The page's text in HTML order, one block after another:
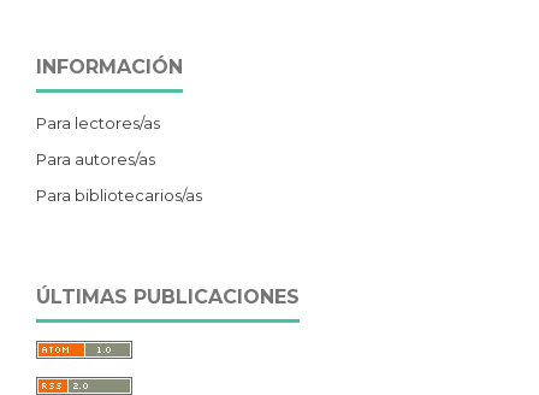
INFORMACIÓN
Para lectores/as
Para autores/as
Para bibliotecarios/as
ÚLTIMAS PUBLICACIONES